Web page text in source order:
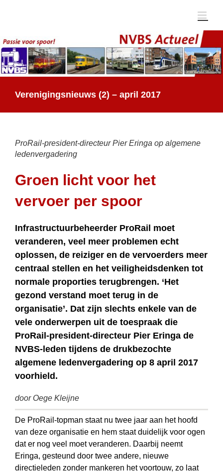
Verenigingsnieuws (2) – april 2017
ProRail-president-directeur Pier Eringa op algemene
ledenvergadering
Groen licht voor het
vervoer per spoor
Infrastructuurbeheerder ProRail moet
veranderen, veel meer problemen echt
oplossen, de reiziger en de vervoerders meer
centraal stellen en het veiligheidsdenken tot
normale proporties terugbrengen. ‘Het
gezond verstand moet terug in de
organisatie’. Dat zijn slechts enkele van de
vele onderwerpen uit de toespraak die
ProRail-president-directeur Pier Eringa de
NVBS-leden tijdens de drukbezochte
algemene ledenvergadering op 8 april 2017
voorhield.
door Oege Kleijne
De ProRail-topman staat nu twee jaar aan het hoofd
van deze organisatie en hem staat duidelijk voor ogen
dat er nog veel moet veranderen. Daarbij neemt
Eringa, gesteund door twee andere, nieuwe
directieleden zonder mankeren het voortouw, zo laat